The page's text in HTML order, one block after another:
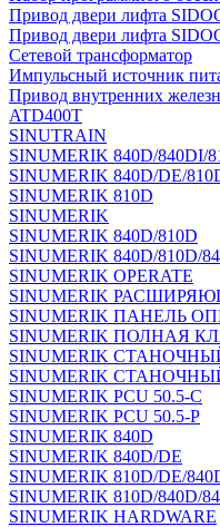
Привод двери лифта
Привод двери лифта
Сетевой трансформатор
Импульсный источник
Привод внутренних
ATD400T
SINUTRAIN
SINUMERIK 840D/840DI/
SINUMERIK 840D/DE/
SINUMERIK 810D
SINUMERIK
SINUMERIK 840D/810D
SINUMERIK 840D/810D/
SINUMERIK OPERATE
SINUMERIK
SINUMERIK ПАНЕЛЬ
SINUMERIK ПОЛНАЯ
SINUMERIK
SINUMERIK
SINUMERIK PCU 50.5-C
SINUMERIK PCU 50.5-P
SINUMERIK 840D
SINUMERIK 840D/DE
SINUMERIK 810D/DE/
SINUMERIK 810D/840D/
SINUMERIK HARDWARE